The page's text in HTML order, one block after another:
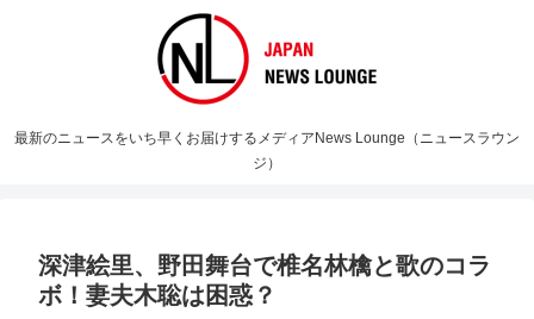
最新のニュースをいち早くお届けするメディアNews Lounge（ニュースラウン
ジ）
深津絵里、野田舞台で椎名林檎と歌のコラ
ボ！妻夫木聡は困惑？